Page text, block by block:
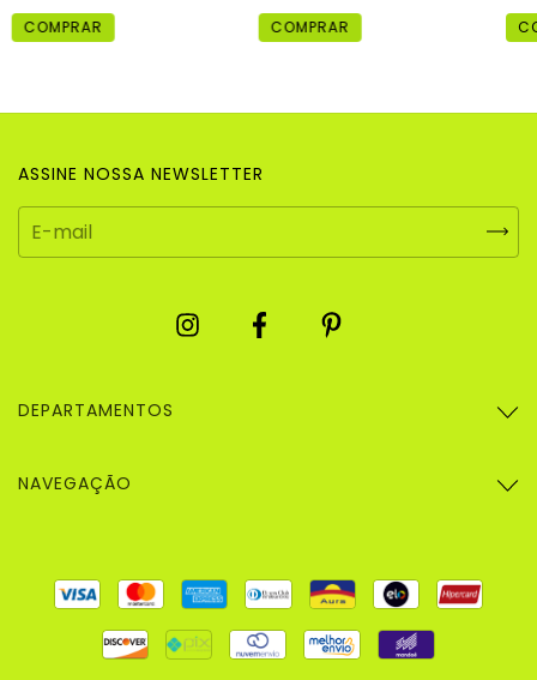
ASSINE NOSSA NEWSLETTER
DEPARTAMENTOS
NAVEGAÇÃO